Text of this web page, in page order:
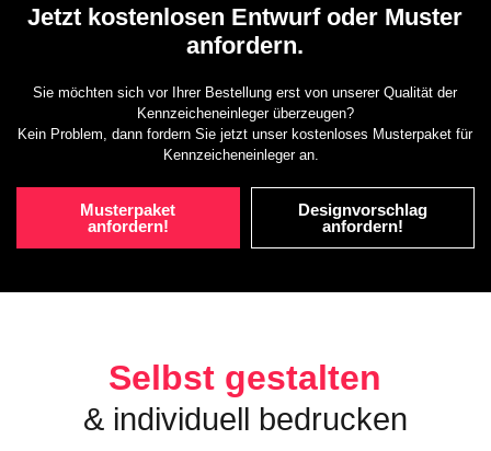
Jetzt kostenlosen Entwurf oder Muster
anfordern.
Sie möchten sich vor Ihrer Bestellung erst von unserer Qualität der
Kennzeicheneinleger überzeugen?
Kein Problem, dann fordern Sie jetzt unser kostenloses Musterpaket für
Kennzeicheneinleger an.
Musterpaket
anfordern!
Designvorschlag
anfordern!
Selbst gestalten
& individuell bedrucken